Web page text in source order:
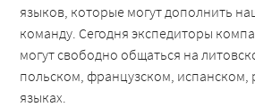
языков, которые могут дополнить
команду. Сегодня экспедиторы
могут свободно общаться на
польском, французском, испанском,
языках.